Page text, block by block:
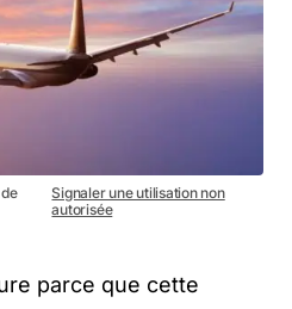
Signaler une utilisation non
autorisée
parce que cette